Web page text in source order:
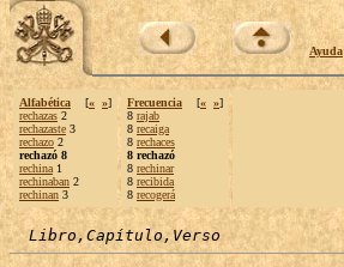
Ayuda
Alfabética [« »]
rechazas 2
rechazaste 3
rechazo 2
rechazó 8
rechina 1
rechinaban 2
rechinan 3
Frecuencia [« »]
8 rajab
8 recaiga
8 rechaces
8 rechazó
8 rechinar
8 recibida
8 recogerá
Libro,Capítulo,Verso